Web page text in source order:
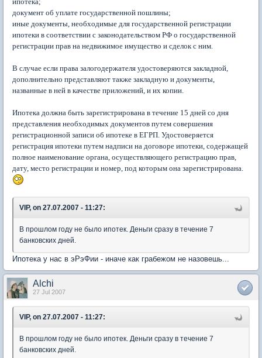
документ об уплате государственной пошлины;
иные документы, необходимые для государственной регистрации
ипотеки в соответствии с законодательством РФ о государственной
регистрации прав на недвижимое имущество и сделок с ним.
В случае если права залогодержателя удостоверяются закладной,
дополнительно представляют также закладную и документы,
названные в ней в качестве приложений, и их копии.
Ипотека должна быть зарегистрирована в течение 15 дней со дня
представления необходимых документов путем совершения
регистрационной записи об ипотеке в ЕГРП. Удостоверяется
регистрация ипотеки путем надписи на договоре ипотеки, содержащей
полное наименование органа, осуществляющего регистрацию прав,
дату, место регистрации и номер, под которым она зарегистрирована.
VIP, on 27.07.2007 - 11:27:
В прошлом году не было ипотек. Деньги сразу в течение 7
банковских дней.
Ипотека у нас в эРэФии - иначе как грабежом не назовешь...
Alchi
27 Jul 2007
VIP, on 27.07.2007 - 11:27:
В прошлом году не было ипотек. Деньги сразу в течение 7
банковских дней.